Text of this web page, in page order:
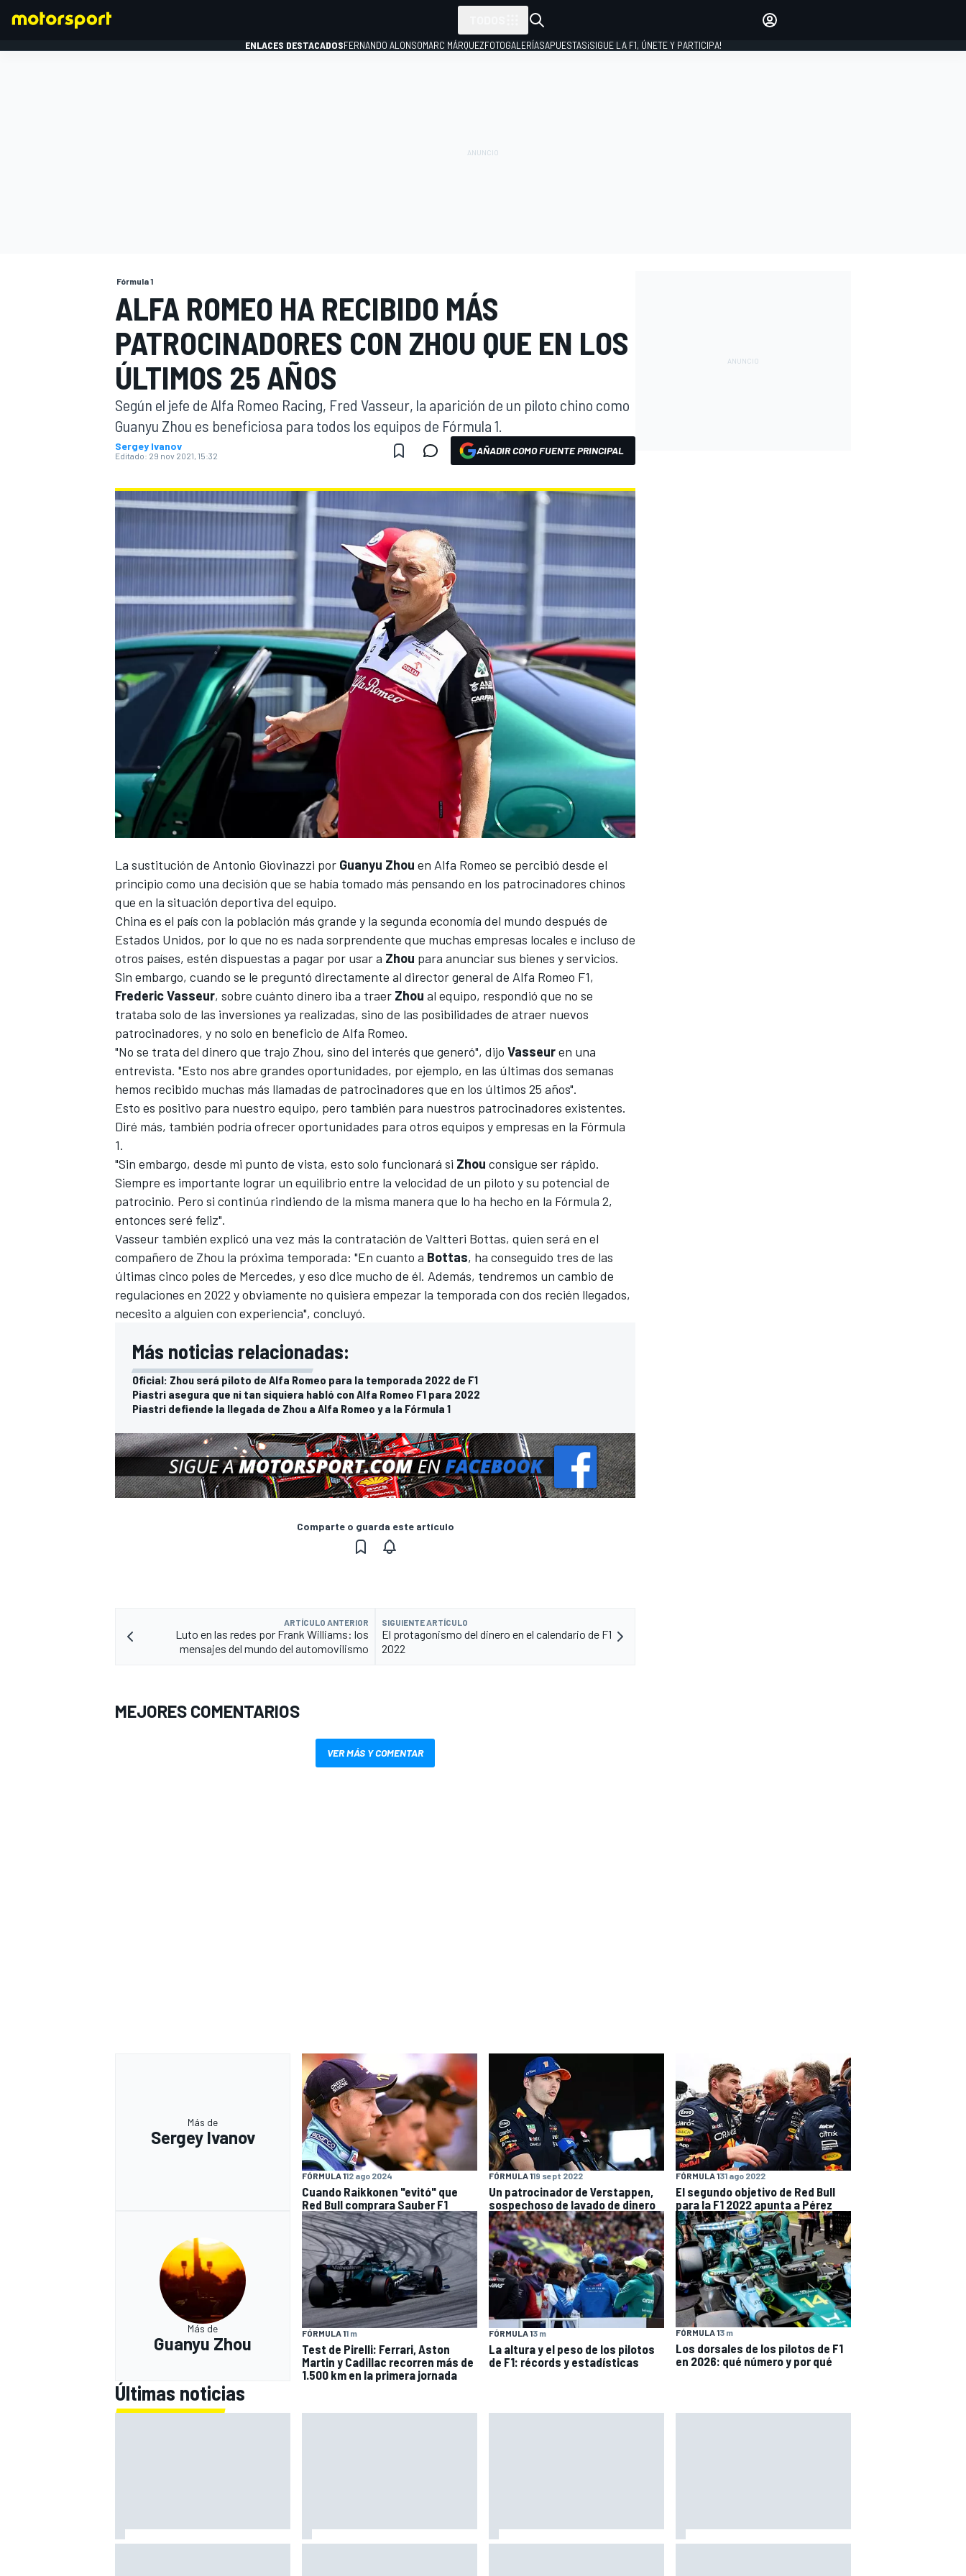
INDYCAR WRC
FÓRMULA E
MÁS CATEGORÍAS
ENLACES DESTACADOSFERNANDO ALONSOMARC MÁRQUEZFOTOGALERÍASAPUESTAS¡SIGUE LA F1, ÚNETE Y PARTICIPA!
Fórmula 1
ALFA ROMEO HA RECIBIDO MÁS
PATROCINADORES CON ZHOU QUE EN LOS
ÚLTIMOS 25 AÑOS
Según el jefe de Alfa Romeo Racing, Fred Vasseur, la aparición de un piloto chino como
Guanyu Zhou es beneficiosa para todos los equipos de Fórmula 1.
Sergey Ivanov
Editado: 29 nov 2021, 15:32 AÑADIR COMO FUENTE PRINCIPAL
La sustitución de Antonio Giovinazzi por Guanyu Zhou en Alfa Romeo se percibió desde el
principio como una decisión que se había tomado más pensando en los patrocinadores chinos
que en la situación deportiva del equipo.
China es el país con la población más grande y la segunda economía del mundo después de
Estados Unidos, por lo que no es nada sorprendente que muchas empresas locales e incluso de
otros países, estén dispuestas a pagar por usar a Zhou para anunciar sus bienes y servicios.
Sin embargo, cuando se le preguntó directamente al director general de Alfa Romeo F1,
Frederic Vasseur, sobre cuánto dinero iba a traer Zhou al equipo, respondió que no se
trataba solo de las inversiones ya realizadas, sino de las posibilidades de atraer nuevos
patrocinadores, y no solo en beneficio de Alfa Romeo.
"No se trata del dinero que trajo Zhou, sino del interés que generó", dijo Vasseuren una
entrevista. "Esto nos abre grandes oportunidades, por ejemplo, en las últimas dos semanas
hemos recibido muchas más llamadas de patrocinadores que en los últimos 25 años".
Esto es positivo para nuestro equipo, pero también para nuestros patrocinadores existentes.
Diré más, también podría ofrecer oportunidades para otros equipos y empresas en la Fórmula
1.
"Sin embargo, desde mi punto de vista, esto solo funcionará si Zhou consigue ser rápido.
Siempre es importante lograr un equilibrio entre la velocidad de un piloto y su potencial de
patrocinio. Pero si continúa rindiendo de la misma manera que lo ha hecho en la Fórmula 2,
entonces seré feliz".
Vasseur también explicó una vez más la contratación de Valtteri Bottas, quien será en el
compañero de Zhou la próxima temporada: "En cuanto a Bottas, ha conseguido tres de las
últimas cinco poles de Mercedes, y eso dice mucho de él. Además, tendremos un cambio de
regulaciones en 2022 y obviamente no quisiera empezar la temporada con dos recién llegados,
necesito a alguien con experiencia", concluyó.
Más noticias relacionadas:
Oficial: Zhou será piloto de Alfa Romeo para la temporada 2022 de F1
Piastri asegura que ni tan siquiera habló con Alfa Romeo F1 para 2022
Piastri defiende la llegada de Zhou a Alfa Romeo y a la Fórmula 1
Comparte o guarda este artículo
ARTÍCULO ANTERIOR
Luto en las redes por Frank Williams: los
mensajes del mundo del automovilismo
SIGUIENTE ARTÍCULO
El protagonismo del dinero en el calendario de F1
2022
MEJORES COMENTARIOS
VER MÁS Y COMENTAR
Más de
Sergey Ivanov
FÓRMULA 112 ago 2024
Cuando Raikkonen "evitó" que
Red Bull comprara Sauber F1
FÓRMULA 119 sept 2022
Un patrocinador de Verstappen,
sospechoso de lavado de dinero
FÓRMULA 131 ago 2022
El segundo objetivo de Red Bull
para la F1 2022 apunta a Pérez
Más de
Guanyu Zhou
FÓRMULA 11 m
Test de Pirelli: Ferrari, Aston
Martin y Cadillac recorren más de
1.500 km en la primera jornada
FÓRMULA 13 m
La altura y el peso de los pilotos
de F1: récords y estadísticas
FÓRMULA 13 m
Los dorsales de los pilotos de F1
en 2026: qué número y por qué
Últimas noticias